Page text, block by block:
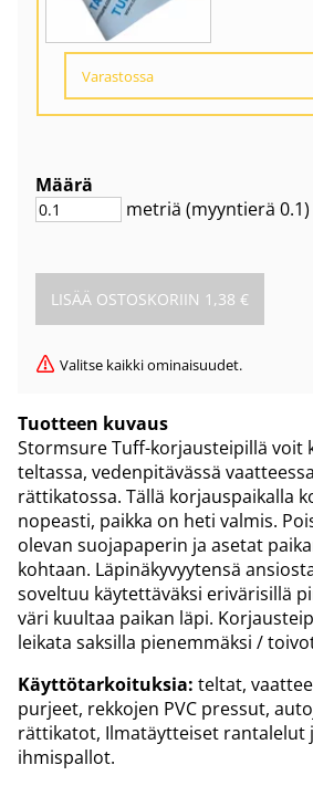
Varastossa
Määrä
metriä (myyntierä 0.1)
Valitse kaikki ominaisuudet.
Tuotteen kuvaus
Stormsure Tuff-korjausteipillä voit
teltassa, vedenpitävässä
rättikatossa. Tällä korjauspaikalla
nopeasti, paikka on heti valmis.
olevan suojapaperin ja asetat
kohtaan. Läpinäkyvyytensä
soveltuu käytettäväksi erivärisillä
väri kuultaa paikan läpi.
leikata saksilla pienemmäksi /
Käyttötarkoituksia: teltat,
purjeet, rekkojen PVC pressut,
rättikatot, Ilmatäytteiset rantalelut
ihmispallot.